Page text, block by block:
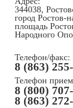
344038,
город Ростов-
площадь
Народного
Телефон/факс:
8 (863)
Телефон
8 (800)
8 (863)